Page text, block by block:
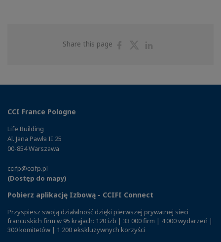
Share this page
ShareShare
CCI France Pologne
Life Building
Al. Jana Pawła II 25
00-854 Warszawa
ccifp@ccifp.pl
(Dostęp do mapy)
Pobierz aplikację Izbową - CCIFI Connect
Przyspiesz swoją działalność dzięki pierwszej prywatnej sieci
francuskich firm w 95 krajach: 120 izb | 33 000 firm | 4 000 wydarzeń |
300 komitetów | 1 200 ekskluzywnych korzyści